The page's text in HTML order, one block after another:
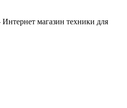
магазин техники для